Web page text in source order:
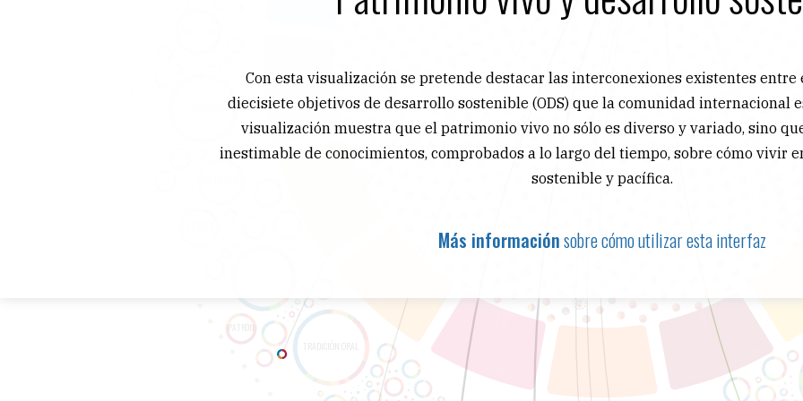
Con esta visualización se pretende destacar las interconexiones existentes
diecisiete objetivos de desarrollo sostenible (ODS) que la comunidad internacional
visualización muestra que el patrimonio vivo no sólo es diverso y variado, sino
inestimable de conocimientos, comprobados a lo largo del tiempo, sobre cómo vivir
sostenible y pacífica.
Más informaciónsobre cómo utilizar esta interfaz